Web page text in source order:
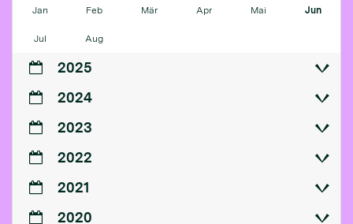
Jan Feb Mär Apr Mai Jun
Jul Aug
2025
2024
2023
2022
2021
2020